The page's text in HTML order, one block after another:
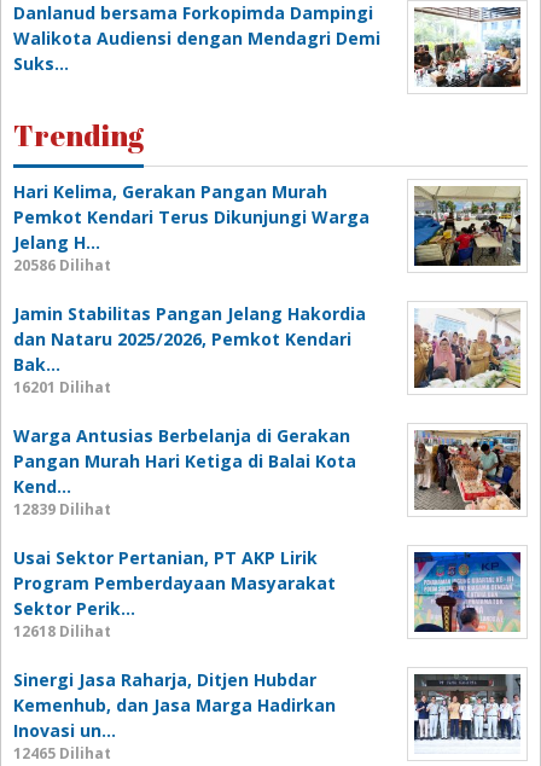
Danlanud bersama Forkopimda Dampingi
Walikota Audiensi dengan Mendagri Demi
Suks…
Trending
Hari Kelima, Gerakan Pangan Murah
Pemkot Kendari Terus Dikunjungi Warga
Jelang H…
20586 Dilihat
Jamin Stabilitas Pangan Jelang Hakordia
dan Nataru 2025/2026, Pemkot Kendari
Bak…
16201 Dilihat
Warga Antusias Berbelanja di Gerakan
Pangan Murah Hari Ketiga di Balai Kota
Kend…
12839 Dilihat
Usai Sektor Pertanian, PT AKP Lirik
Program Pemberdayaan Masyarakat
Sektor Perik…
12618 Dilihat
Sinergi Jasa Raharja, Ditjen Hubdar
Kemenhub, dan Jasa Marga Hadirkan
Inovasi un…
12465 Dilihat